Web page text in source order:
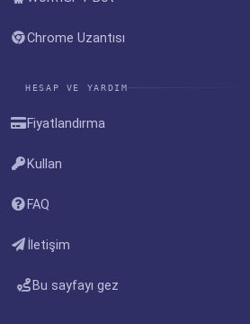
Chrome Uzantısı
HESAP VE YARDIM
Fiyatlandırma
Kullan
FAQ
İletişim
Bu sayfayı gez